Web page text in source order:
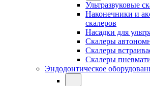
Ультразвуковые
Наконечники и
скалеров
Насадки для
Скалеры
Скалеры
Скалеры
Эндодонтическое